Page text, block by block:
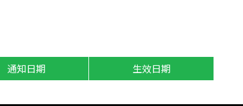
通知日期 生效日期